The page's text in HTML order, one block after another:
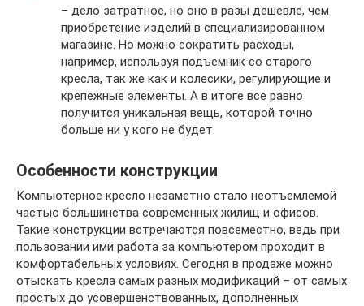
– дело затратное, но оно в разы дешевле, чем
приобретение изделий в специализированном
магазине. Но можно сократить расходы,
например, используя подъемник со старого
кресла, так же как и колесики, регулирующие и
крепежные элементы. А в итоге все равно
получится уникальная вещь, которой точно
больше ни у кого не будет.
Особенности конструкции
Компьютерное кресло незаметно стало неотъемлемой
частью большинства современных жилищ и офисов.
Такие конструкции встречаются повсеместно, ведь при
пользовании ими работа за компьютером проходит в
комфортабельных условиях. Сегодня в продаже можно
отыскать кресла самых разных модификаций – от самых
простых до усовершенствованных, дополненных